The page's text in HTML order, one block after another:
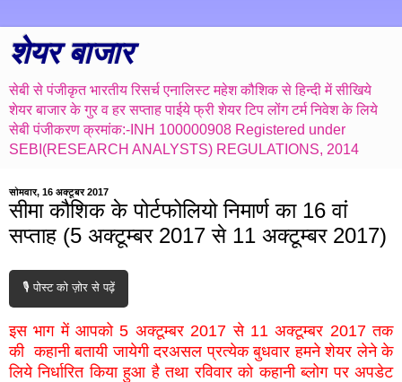
शेयर बाजार
सेबी से पंजीकृत भारतीय रिसर्च एनालिस्ट महेश कौशिक से हिन्दी में सीखिये
शेयर बाजार के गुर व हर सप्ताह पाईये फ्री शेयर टिप लोंग टर्म निवेश के लिये
सेबी पंजीकरण क्रमांक:-INH 100000908 Registered under
SEBI(RESEARCH ANALYSTS) REGULATIONS, 2014
सोमवार, 16 अक्टूबर 2017
सीमा कौशिक के पोर्टफोलियो निमार्ण का 16 वां
सप्ताह (5 अक्टूम्बर 2017 से 11 अक्टूम्बर 2017)
🎙️ पोस्ट को ज़ोर से पढ़ें
इस भाग में आपको 5 अक्टूम्बर 2017 से 11 अक्टूम्बर 2017 तक
की कहानी बतायी जायेगी दरअसल प्रत्येक बुधवार हमने शेयर लेने के
लिये निर्धारित किया हुआ है तथा रविवार को कहानी ब्लोग पर अपडेट